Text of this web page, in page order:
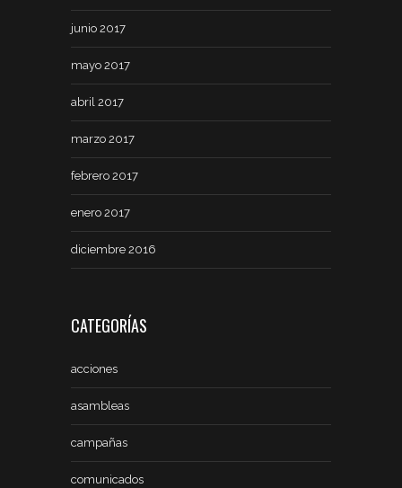
junio 2017
mayo 2017
abril 2017
marzo 2017
febrero 2017
enero 2017
diciembre 2016
CATEGORÍAS
acciones
asambleas
campañas
comunicados